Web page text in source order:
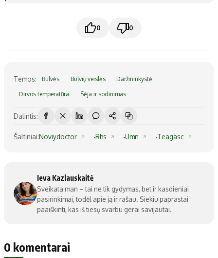
0 0
Temos: Bulvės Bulvių veislės Daržininkystė
Dirvos temperatūra Sėja ir sodinimas
Dalintis:
Šaltiniai:Noviydoctor Rhs Umn Teagasc
Ieva Kazlauskaitė
Sveikata man – tai ne tik gydymas, bet ir kasdieniai
pasirinkimai, todėl apie ją ir rašau. Siekiu paprastai
paaiškinti, kas iš tiesų svarbu gerai savijautai.
0 komentarai